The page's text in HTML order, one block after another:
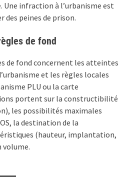
Une infraction à l’urbanisme est
peines de prison.
de fond
de fond concernent les atteintes
et les règles locales
PLU ou la carte
portent sur la constructibilité
les possibilités maximales
la destination de la
(hauteur, implantation,
volume.